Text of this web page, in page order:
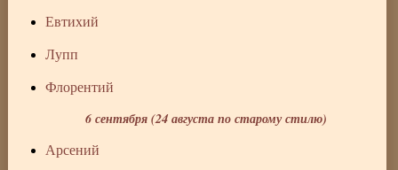
Евтихий
Лупп
Флорентий
6 сентября (24 августа по старому стилю)
Арсений